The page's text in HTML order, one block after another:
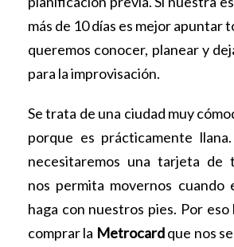
más de 10 días es mejor apuntar
queremos conocer, planear y
para la improvisación.
Se trata de una ciudad muy
porque es prácticamente
necesitaremos una tarjeta de
nos permita movernos cuando
haga con nuestros pies. Por
comprar la Metrocardque nos